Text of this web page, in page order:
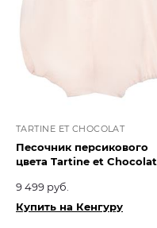
TARTINE ET CHOCOLAT
Песочник персикового
цвета Tartine et Chocolat​
9 499 руб.
Купить на Кенгуру